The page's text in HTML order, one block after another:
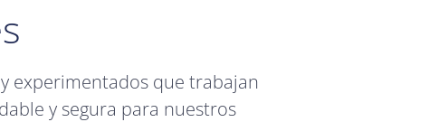
experimentados que trabajan
y segura para nuestros